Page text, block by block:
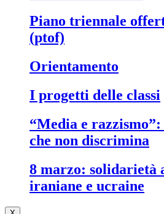
piano triennale offerta formativa
(ptof)
orientamento
i progetti delle classi
“media e razzismo”: l’informazione
che non discrimina
8 marzo: solidarietà alle donne
iraniane e ucraine